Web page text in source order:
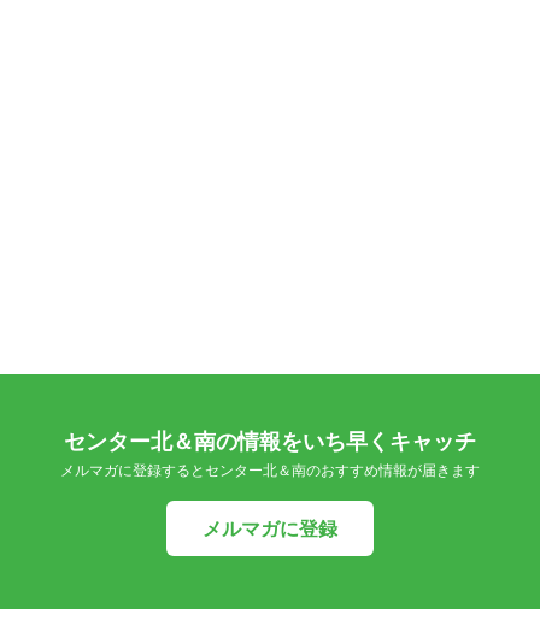
センター北＆南の情報をいち早くキャッチ
メルマガに登録するとセンター北＆南のおすすめ情報が届きます
メルマガに登録